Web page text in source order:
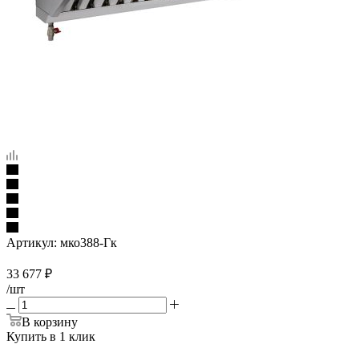
Артикул: мко388-Гк
33 677 ₽
/шт
В корзину
Купить в 1 клик